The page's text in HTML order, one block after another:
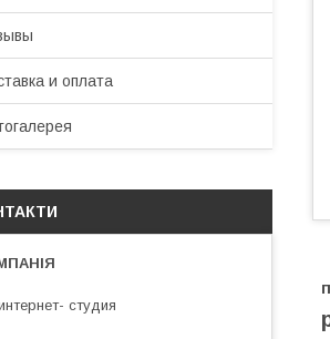
и оплата
студия